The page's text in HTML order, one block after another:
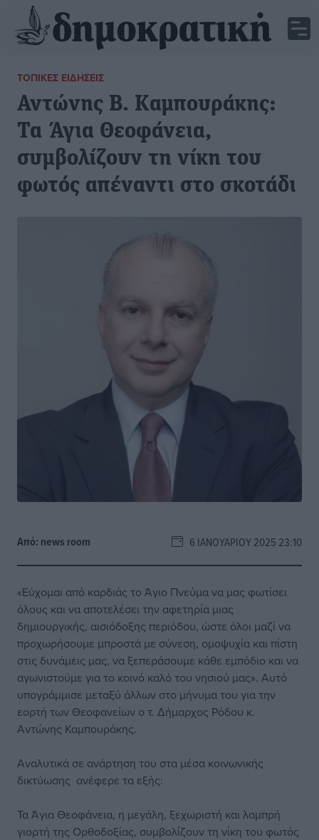
ΤΟΠΙΚΈΣ ΕΙΔΉΣΕΙΣ
Αντώνης Β. Καμπουράκης:
Τα Άγια Θεοφάνεια,
συμβολίζουν τη νίκη του
φωτός απέναντι στο σκοτάδι
Από: news room 6 ΙΑΝΟΥΑΡΊΟΥ 2025 23:10
«Εύχομαι από καρδιάς το Άγιο Πνεύμα να μας φωτίσει
όλους και να αποτελέσει την αφετηρία μιας
δημιουργικής, αισιόδοξης περιόδου, ώστε όλοι μαζί να
προχωρήσουμε μπροστά με σύνεση, ομοψυχία και πίστη
στις δυνάμεις μας, να ξεπεράσουμε κάθε εμπόδιο και να
αγωνιστούμε για το κοινό καλό του νησιού μας». Αυτό
υπογράμμισε μεταξύ άλλων στο μήνυμα του για την
εορτή των Θεοφανείων ο τ. Δήμαρχος Ρόδου κ.
Αντώνης Καμπουράκης.
Αναλυτικά σε ανάρτηση του στα μέσα κοινωνικής
δικτύωσης ανέφερε τα εξής:
Τα Άγια Θεοφάνεια, η μεγάλη, ξεχωριστή και λαμπρή
γιορτή της Ορθοδοξίας, συμβολίζουν τη νίκη του φωτός